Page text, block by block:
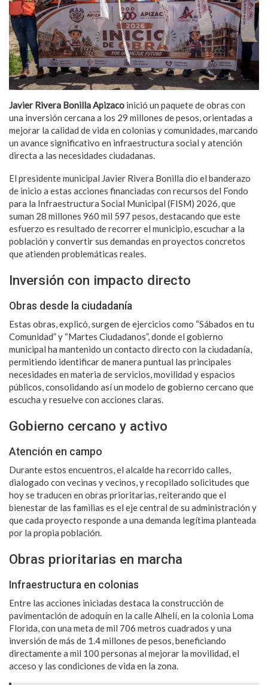
Javier Rivera Bonilla Apizaco inició un paquete de obras con
una inversión cercana a los 29 millones de pesos, orientadas a
mejorar la calidad de vida en colonias y comunidades, marcando
un avance significativo en infraestructura social y atención
directa a las necesidades ciudadanas.
El presidente municipal Javier Rivera Bonilla dio el banderazo
de inicio a estas acciones financiadas con recursos del Fondo
para la Infraestructura Social Municipal (FISM) 2026, que
suman 28 millones 960 mil 597 pesos, destacando que este
esfuerzo es resultado de recorrer el municipio, escuchar a la
población y convertir sus demandas en proyectos concretos
que atienden problemáticas reales.
Inversión con impacto directo
Obras desde la ciudadanía
Estas obras, explicó, surgen de ejercicios como “Sábados en tu
Comunidad” y “Martes Ciudadanos”, donde el gobierno
municipal ha mantenido un contacto directo con la ciudadanía,
permitiendo identificar de manera puntual las principales
necesidades en materia de servicios, movilidad y espacios
públicos, consolidando así un modelo de gobierno cercano que
escucha y resuelve con acciones claras.
Gobierno cercano y activo
Atención en campo
Durante estos encuentros, el alcalde ha recorrido calles,
dialogado con vecinas y vecinos, y recopilado solicitudes que
hoy se traducen en obras prioritarias, reiterando que el
bienestar de las familias es el eje central de su administración y
que cada proyecto responde a una demanda legítima planteada
por la propia población.
Obras prioritarias en marcha
Infraestructura en colonias
Entre las acciones iniciadas destaca la construcción de
pavimentación de adoquín en la calle Alhelí, en la colonia Loma
Florida, con una meta de mil 706 metros cuadrados y una
inversión de más de 1.4 millones de pesos, beneficiando
directamente a mil 100 personas al mejorar la movilidad, el
acceso y las condiciones de vida en la zona.